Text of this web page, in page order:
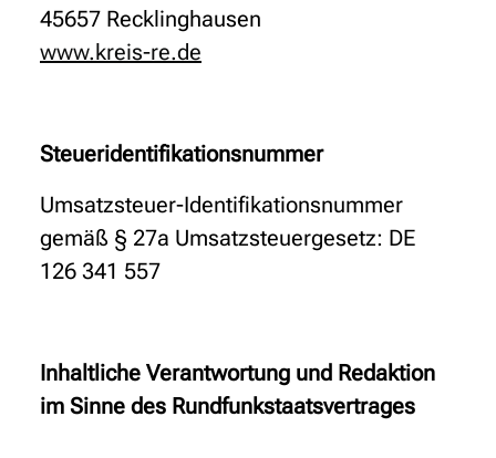
45657 Recklinghausen
www.kreis-re.de
Steueridentifikationsnummer
Umsatzsteuer-Identifikationsnummer
gemäß § 27a Umsatzsteuergesetz: DE
126 341 557
Inhaltliche Verantwortung und Redaktion
im Sinne des Rundfunkstaatsvertrages